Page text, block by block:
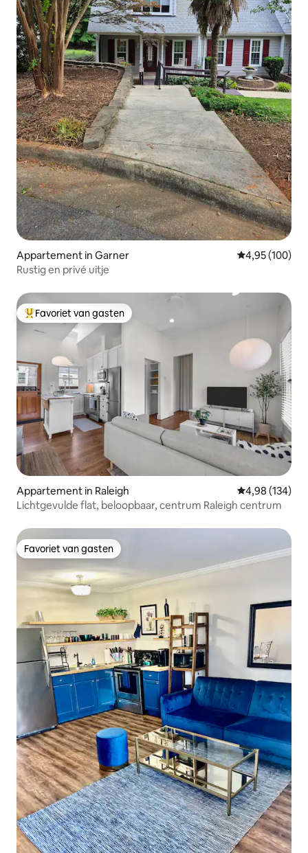
Appartement in Garner Gemiddelde
4,95 (100)
Rustig en privé uitje
Topfavoriet van gasten
Favoriet van gasten
Appartement in Raleigh Gemiddelde
4,98 (134)
Lichtgevulde flat, beloopbaar, centrum Raleigh centrum
Favoriet van gasten
Favoriet van gasten